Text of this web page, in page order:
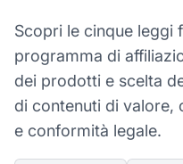
Scopri le cinque leggi
programma di
dei prodotti e scelta
di contenuti di valore,
e conformità legale.